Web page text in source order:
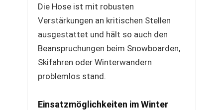
Die Hose ist mit robusten
Verstärkungen an kritischen Stellen
ausgestattet und hält so auch den
Beanspruchungen beim Snowboarden,
Skifahren oder Winterwandern
problemlos stand.
Einsatzmöglichkeiten im Winter